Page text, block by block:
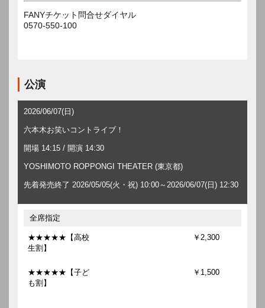
FANYチケット問合せダイヤル
0570-550-100
公演
2026/06/07(日)
六本木お笑いコントライブ！
開場 14:15 / 開演 14:30
YOSHIMOTO ROPPONGI THEATER (東京都)
先着発売終了 2026/05/05(火・祝) 10:00～2026/06/07(日) 12:30
全席指定
★★★★★【高校
生割】
￥2,300
★★★★★【子ど
も割】
￥1,500